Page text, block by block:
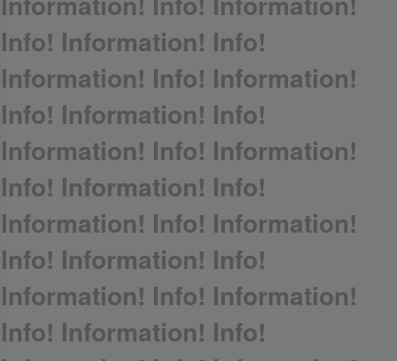
Info! Information! Info!
Information! Info! Information!
Info! Information! Info!
Information! Info! Information!
Info! Information! Info!
Information! Info! Information!
Info! Information! Info!
Information! Info! Information!
Info! Information! Info!